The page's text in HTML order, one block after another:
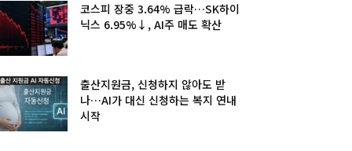
코스피 장중 3.64% 급락…SK하이
닉스 6.95%↓, AI주 매도 확산
출산지원금, 신청하지 않아도 받
나…AI가 대신 신청하는 복지 연내
시작